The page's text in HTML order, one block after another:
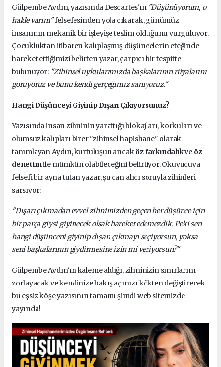
Gülpembe Aydın, yazısında Descartes'ın "Düşünüyorum, o
halde varım"felsefesinden yola çıkarak, günümüz
insanının mekanik bir işleyişe teslim olduğunu vurguluyor.
Çocukluktan itibaren kalıplaşmış düşüncelerin eteğinde
hareket ettiğimizi belirten yazar, çarpıcı bir tespitte
bulunuyor: "Zihinsel uykularımızda başkalarının rüyalarını
görüyoruz ve bunu kendi gerçeğimiz sanıyoruz."
Hangi Düşünceyi Giyinip Dışarı Çıkıyorsunuz?
Yazısında insan zihninin yarattığı blokajları, korkuları ve
olumsuz kalıpları birer "zihinsel hapishane" olarak
tanımlayan Aydın, kurtuluşun ancaköz farkındalıkve öz
denetimile mümkün olabileceğini belirtiyor. Okuyucuya
felsefi bir ayna tutan yazar, şu can alıcı soruyla zihinleri
sarsıyor:
"Dışarı çıkmadan evvel zihnimizden geçen her düşünce için
bir parça giysi giyinecek olsak hareket edemezdik. Peki sen
hangi düşünceni giyinip dışarı çıkmayı seçiyorsun, yoksa
seni başkalarının giydirmesine izin mi veriyorsun?"
Gülpembe Aydın’ın kaleme aldığı, zihninizin sınırlarını
zorlayacak ve kendinize bakış açınızı kökten değiştirecek
bu eşsiz köşe yazısının tamamı şimdi web sitemizde
yayında!